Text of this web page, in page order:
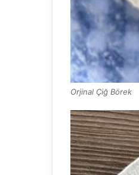
Orjinal Çiğ Börek